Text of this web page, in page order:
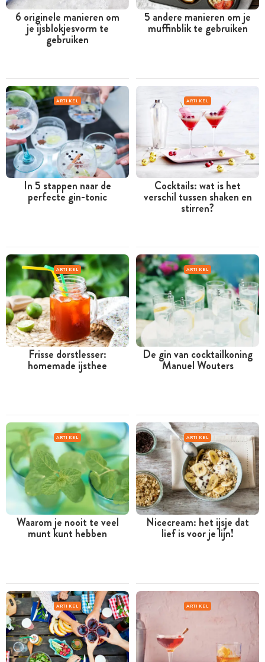
6 originele manieren om
je ijsblokjesvorm te
gebruiken
5 andere manieren om je
muffinblik te gebruiken
ARTIKEL
In 5 stappen naar de
perfecte gin-tonic
ARTIKEL
Cocktails: wat is het
verschil tussen shaken en
stirren?
ARTIKEL
Frisse dorstlesser:
homemade ijsthee
ARTIKEL
De gin van cocktailkoning
Manuel Wouters
ARTIKEL
Waarom je nooit te veel
munt kunt hebben
ARTIKEL
Nicecream: het ijsje dat
lief is voor je lijn!
ARTIKEL ARTIKEL